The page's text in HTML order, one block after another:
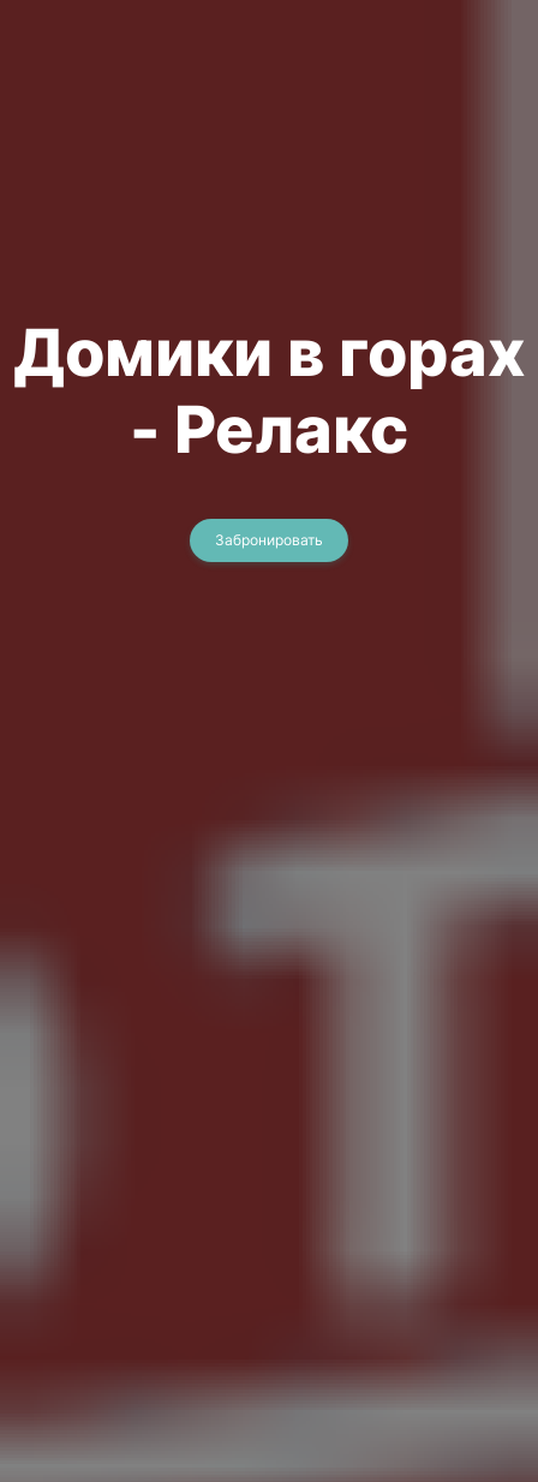
Домики в горах
- Релакс
Забронировать